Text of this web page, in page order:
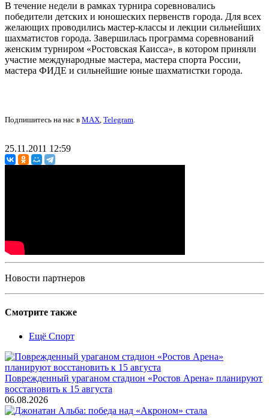
В течение недели в рамках турнира соревновались
победители детских и юношеских первенств города. Для всех
желающих проводились мастер-классы и лекции сильнейших
шахматистов города. Завершилась программа соревнований
женским турниром «Ростовская Каисса», в котором приняли
участие международные мастера, мастера спорта России,
мастера ФИДЕ и сильнейшие юные шахматистки города.
Подпишитесь на нас в MAX, Telegram.
25.11.2011 12:59
Новости партнеров
Смотрите также
Ещё Спорт
Поврежденный ураганом стадион «Ростов Арена» планируют
восстановить к 15 августа
06.08.2026